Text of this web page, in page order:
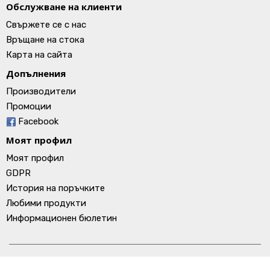
Обслужване на клиенти
Свържете се с нас
Връщане на стока
Карта на сайта
Допълнения
Производители
Промоции
Facebook
Моят профил
Моят профил
GDPR
История на поръчките
Любими продукти
Информационен бюлетин